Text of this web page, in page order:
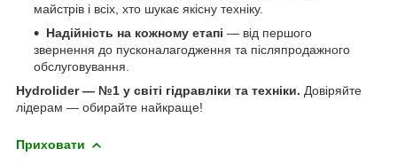
майстрів і всіх, хто шукає якісну техніку.
Надійність на кожному етапі — від першого
звернення до пусконалагодження та післяпродажного
обслуговування.
Hydrolider — №1 у світі гідравліки та техніки. Довіряйте
лідерам — обирайте найкраще!
Приховати